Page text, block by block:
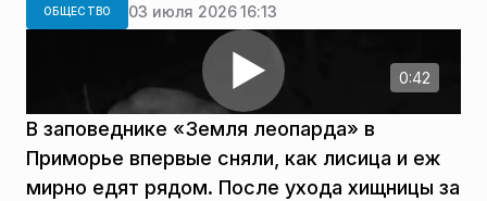
ОБЩЕСТВО 03 июля 2026 16:13
0:42
В заповеднике «Земля леопарда» в
Приморье впервые сняли, как лисица и еж
мирно едят рядом. После ухода хищницы за